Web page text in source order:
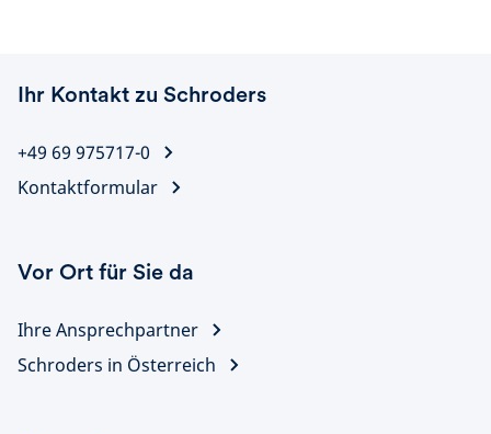
Ihr Kontakt zu Schroders
+49 69 975717-0
Kontaktformular
Vor Ort für Sie da
Ihre Ansprechpartner
Schroders in Österreich